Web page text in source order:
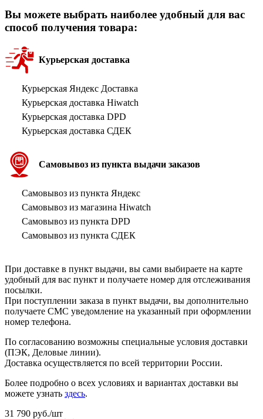
Вы можете выбрать наиболее удобный для вас
способ получения товара:
Курьерская доставка
Курьерская Яндекс Доставка
Курьерская доставка Hiwatch
Курьерская доставка DPD
Курьерская доставка СДЕК
Самовывоз из пункта выдачи заказов
Самовывоз из пункта Яндекс
Самовывоз из магазина Hiwatch
Самовывоз из пункта DPD
Самовывоз из пункта СДЕК
При доставке в пункт выдачи, вы сами выбираете на карте
удобный для вас пункт и получаете номер для отслеживания
посылки.
При поступлении заказа в пункт выдачи, вы дополнительно
получаете СМС уведомление на указанный при оформлении
номер телефона.
По согласованию возможны специальные условия доставки
(ПЭК, Деловые линии).
Доставка осуществляется по всей территории России.
Более подробно о всех условиях и вариантах доставки вы
можете узнать здесь.
31 790 руб./шт